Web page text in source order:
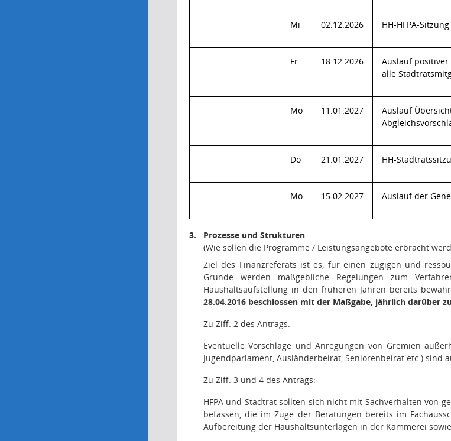
Mi 02.12.2026 HH-HFPA-
Fr 18.12.2026
Auslauf positiver
alle
Mo 11.01.2027
Auslauf
Do 21.01.2027 HH-
Mo 15.02.2027 Auslauf der
3.
Prozesse und Strukturen
(Wie sollen die Programme / Leistungsangebote erbracht
Ziel des Finanzreferats ist es, für einen zügigen und
Grunde werden maßgebliche Regelungen zum
Haushaltsaufstellung in den früheren Jahren bereits
28.04.2016 beschlossen mit der Maßgabe, jährlich darüber
Zu Ziff. 2 des Antrags:
Eventuelle Vorschläge und Anregungen von Gremien
Jugendparlament, Ausländerbeirat, Seniorenbeirat etc.)
Zu Ziff. 3 und 4 des Antrags:
HFPA und Stadtrat sollten sich nicht mit Sachverhalten von
befassen, die im Zuge der Beratungen bereits im
Aufbereitung der Haushaltsunterlagen in der Kämmerei